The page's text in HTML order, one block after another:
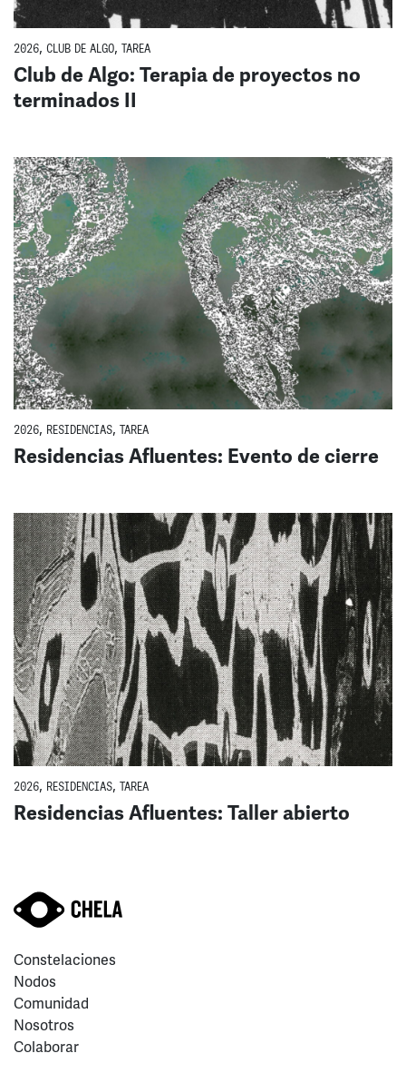
2026, CLUB DE ALGO, TAREA
Club de Algo: Terapia de proyectos no
terminados II
2026, RESIDENCIAS, TAREA
Residencias Afluentes: Evento de cierre
2026, RESIDENCIAS, TAREA
Residencias Afluentes: Taller abierto
Constelaciones
Nodos
Comunidad
Nosotros
Colaborar